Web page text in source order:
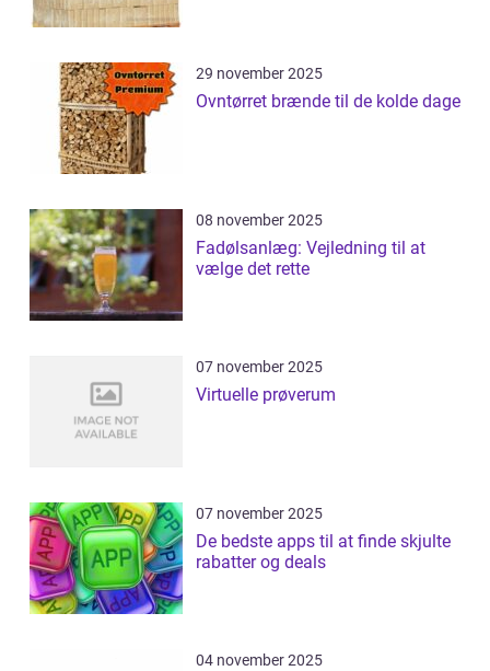
29 november 2025
Ovntørret brænde til de kolde dage
08 november 2025
Fadølsanlæg: Vejledning til at
vælge det rette
07 november 2025
Virtuelle prøverum
07 november 2025
De bedste apps til at finde skjulte
rabatter og deals
04 november 2025